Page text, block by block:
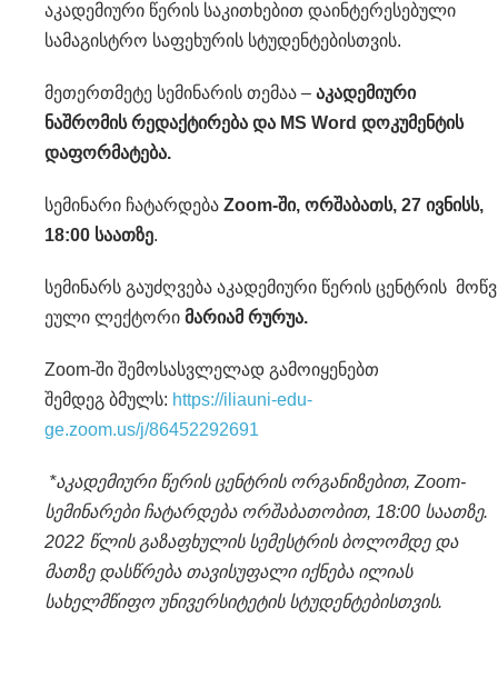
აკადემიური წერის საკითხებით დაინტერესებული
სამაგისტრო საფეხურის სტუდენტებისთვის.
მეთერთმეტე სემინარის თემაა – აკადემიური
ნაშრომის რედაქტირება და MS Word დოკუმენტის
დაფორმატება.
სემინარი ჩატარდება Zoom-ში, ორშაბათს, 27 ივნისს,
18:00 საათზე.
სემინარს გაუძღვება აკადემიური წერის ცენტრის მოწვ
ეული ლექტორი მარიამ რურუა.
Zoom-ში შემოსასვლელად გამოიყენებთ
შემდეგ ბმულს: https://iliauni-edu-
ge.zoom.us/j/86452292691
*აკადემიური წერის ცენტრის ორგანიზებით, Zoom-
სემინარები ჩატარდება ორშაბათობით, 18:00 საათზე.
2022 წლის გაზაფხულის სემესტრის ბოლომდე და
მათზე დასწრება თავისუფალი იქნება ილიას
სახელმწიფო უნივერსიტეტის სტუდენტებისთვის.